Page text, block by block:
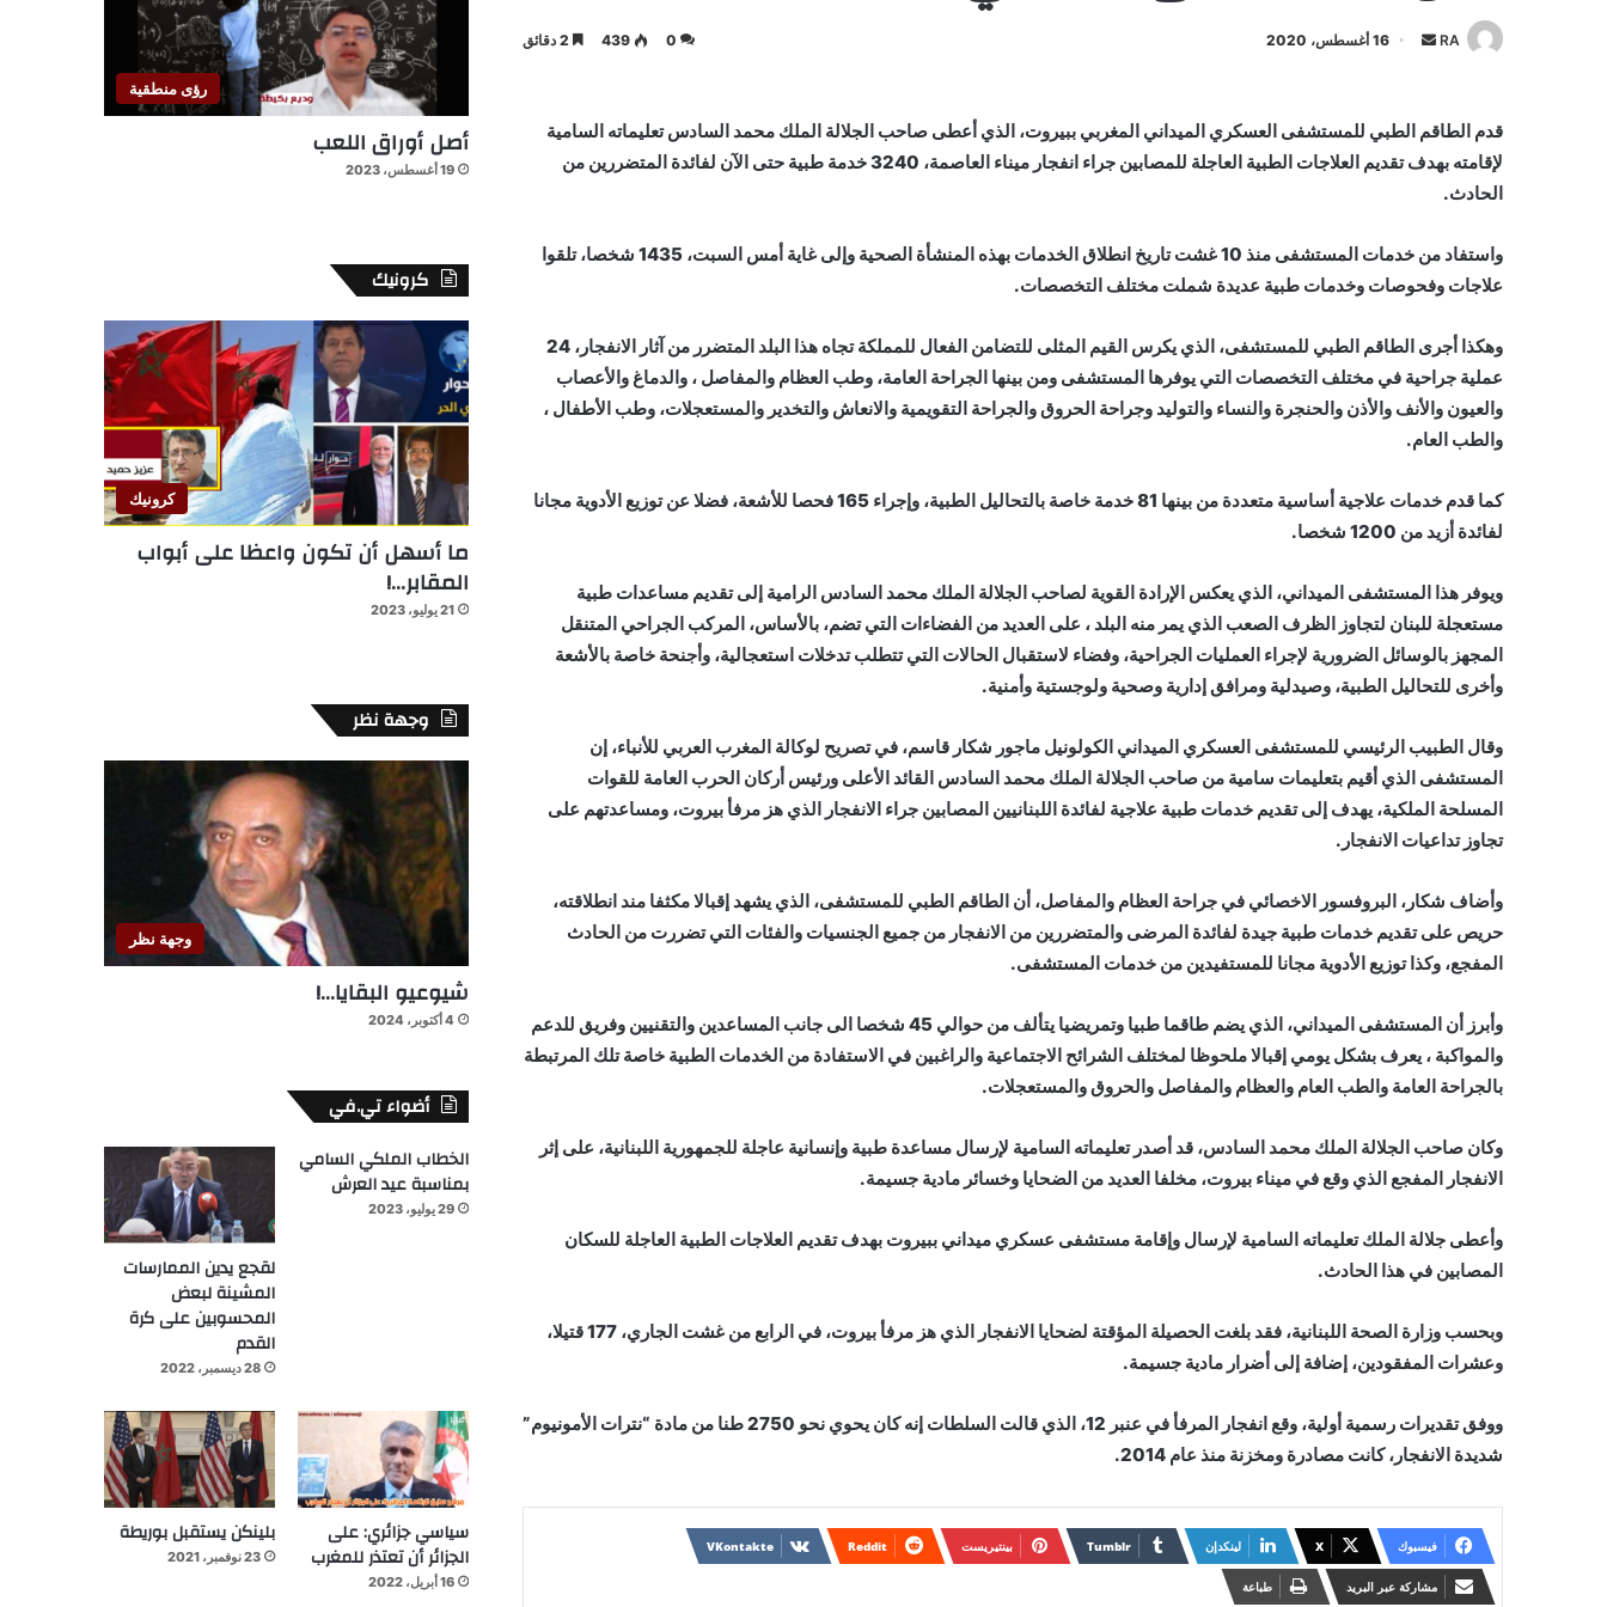
RA
أرسل 16 أغسطس، 2020 0
439
قدم الطاقم الطبي للمستشفى العسكري الميداني المغربي ببيروت، الذي أعطى صاحب الجلالة الملك محمد السادس تعليماته السامية
لإقامته بهدف تقديم العلاجات الطبية العاجلة للمصابين جراء انفجار ميناء العاصمة، 3240 خدمة طبية حتى الآن لفائدة المتضررين من
الحادث.
واستفاد من خدمات المستشفى منذ 10 غشت تاريخ انطلاق الخدمات بهذه المنشأة الصحية وإلى غاية أمس السبت، 1435 شخصا، تلقوا
علاجات وفحوصات وخدمات طبية عديدة شملت مختلف التخصصات.
وهكذا أجرى الطاقم الطبي للمستشفى، الذي يكرس القيم المثلى للتضامن الفعال للمملكة تجاه هذا البلد المتضرر من آثار الانفجار، 24
عملية جراحية في مختلف التخصصات التي يوفرها المستشفى ومن بينها الجراحة العامة، وطب العظام والمفاصل ، والدماغ والأعصاب
والعيون والأنف والأذن والحنجرة والنساء والتوليد وجراحة الحروق والجراحة التقويمية والانعاش والتخدير والمستعجلات، وطب الأطفال ،
والطب العام.
كما قدم خدمات علاجية أساسية متعددة من بينها 81 خدمة خاصة بالتحاليل الطبية، وإجراء 165 فحصا للأشعة، فضلا عن توزيع الأدوية مجانا
لفائدة أزيد من 1200 شخصا.
ويوفر هذا المستشفى الميداني، الذي يعكس الإرادة القوية لصاحب الجلالة الملك محمد السادس الرامية إلى تقديم مساعدات طبية
مستعجلة للبنان لتجاوز الظرف الصعب الذي يمر منه البلد ، على العديد من الفضاءات التي تضم، بالأساس، المركب الجراحي المتنقل
المجهز بالوسائل الضرورية لإجراء العمليات الجراحية، وفضاء لاستقبال الحالات التي تتطلب تدخلات استعجالية، وأجنحة خاصة بالأشعة
وأخرى للتحاليل الطبية، وصيدلية ومرافق إدارية وصحية ولوجستية وأمنية.
وقال الطبيب الرئيسي للمستشفى العسكري الميداني الكولونيل ماجور شكار قاسم، في تصريح لوكالة المغرب العربي للأنباء، إن
المستشفى الذي أقيم بتعليمات سامية من صاحب الجلالة الملك محمد السادس القائد الأعلى ورئيس أركان الحرب العامة للقوات
المسلحة الملكية، يهدف إلى تقديم خدمات طبية علاجية لفائدة اللبنانيين المصابين جراء الانفجار الذي هز مرفأ بيروت، ومساعدتهم على
تجاوز تداعيات الانفجار.
وأضاف شكار، البروفسور الاخصائي في جراحة العظام والمفاصل، أن الطاقم الطبي للمستشفى، الذي يشهد إقبالا مكثفا مند انطلاقته،
حريص على تقديم خدمات طبية جيدة لفائدة المرضى والمتضررين من الانفجار من جميع الجنسيات والفئات التي تضررت من الحادث
المفجع، وكذا توزيع الأدوية مجانا للمستفيدين من خدمات المستشفى.
وأبرز أن المستشفى الميداني، الذي يضم طاقما طبيا وتمريضيا يتألف من حوالي 45 شخصا الى جانب المساعدين والتقنيين وفريق للدعم
والمواكبة ، يعرف بشكل يومي إقبالا ملحوظا لمختلف الشرائح الاجتماعية والراغبين في الاستفادة من الخدمات الطبية خاصة تلك المرتبطة
بالجراحة العامة والطب العام والعظام والمفاصل والحروق والمستعجلات.
وكان صاحب الجلالة الملك محمد السادس، قد أصدر تعليماته السامية لإرسال مساعدة طبية وإنسانية عاجلة للجمهورية اللبنانية، على إثر
الانفجار المفجع الذي وقع في ميناء بيروت، مخلفا العديد من الضحايا وخسائر مادية جسيمة.
وأعطى جلالة الملك تعليماته السامية لإرسال وإقامة مستشفى عسكري ميداني ببيروت بهدف تقديم العلاجات الطبية العاجلة للسكان
المصابين في هذا الحادث.
وبحسب وزارة الصحة اللبنانية، فقد بلغت الحصيلة المؤقتة لضحايا الانفجار الذي هز مرفأ بيروت، في الرابع من غشت الجاري، 177 قتيلا،
وعشرات المفقودين، إضافة إلى أضرار مادية جسيمة.
ووفق تقديرات رسمية أولية، وقع انفجار المرفأ في عنبر 12، الذي قالت السلطات إنه كان يحوي نحو 2750 طنا من مادة “نترات الأمونيوم”
شديدة الانفجار، كانت مصادرة ومخزنة منذ عام 2014.
فيسبوك X لينكدإن بينتيريست
مشاركة عبر البريد طباعة
رؤى منطقية
أصل أوراق اللعب
19 أغسطس، 2023
كرونيك
كرونيك
ما أسهل أن تكون واعظا على أبواب
المقابر…!
21 يوليو، 2023
وجهة نظر
وجهة نظر
شيوعيو البقايا…!
4 أكتوبر، 2024
أضواء تي.في
الخطاب الملكي السامي
بمناسبة عيد العرش
29 يوليو، 2023
لقجع يدين الممارسات
المشينة لبعض
المحسوبين على كرة
القدم
28 ديسمبر، 2022
سياسي جزائري: على
الجزائر أن تعتذر للمغرب
16 أبريل، 2022
بلينكن يستقبل بوريطة
23 نوفمبر، 2021